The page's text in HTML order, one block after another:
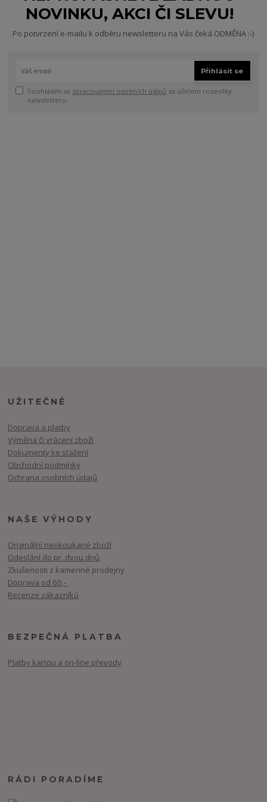
NOVINKU, AKCI ČI SLEVU!
Po potvrzení e-mailu k odběru newsletteru na Vás čeká ODMĚNA :-)
Přihlásit se
Souhlasím se zpracováním osobních údajů za účelem rozesílky
newsletteru.
UŽITEČNÉ
Doprava a platby
Výměna či vrácení zboží
Dokumenty ke stažení
Obchodní podmínky
Ochrana osobních údajů
NAŠE VÝHODY
Originální neokoukané zboží
Odeslání do pr. dvou dnů
Zkušenosti z kamenné prodejny
Doprava od 60,-
Recenze zákazníků
BEZPEČNÁ PLATBA
Platby kartou a on-line převody
RÁDI PORADÍME